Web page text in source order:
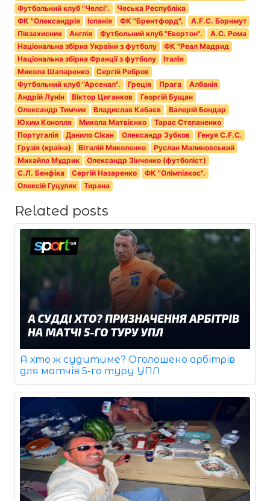
Футбольний клуб "Челсі".
Чеська Республіка
ФК "Олександрія
Іспанія ФК "Брентфорд".
A.F.C. Борнмут
Півзахисник
Англія Футбольний клуб "Евертон".
А.С. Рома
Національна збірна України з футболу
ФК "Реал Мадрид
Національна збірна Франції з футболу
Італія
Микола Шапаренко
Сергій Ребров
Футбольний клуб "Арсенал".
Греція Прага
Албанія
Андрій Лунін
Віктор Циганков
Георгій Бущан
Олександр Тимчик
Владислав Кабаєв
Валерій Бондар
Юхим Конопля
Микола Матвієнко
Тарас Степаненко
Португалія
Данило Сікан Олександр Зубков
Генуя C.F.C.
Грузія (країна)
Віталій Миколенко
Руслан Малиновський
Михайло Мудрик
Олександр Зінченко (футболіст)
С.Л. Бенфіка
Сергій Назаренко
ФК "Олімпіакос".
Олексій Гуцуляк
Тирана
Related posts
А хто ж судитиме? Оголошено арбітрів
для матчів 5-го туру УПЛ